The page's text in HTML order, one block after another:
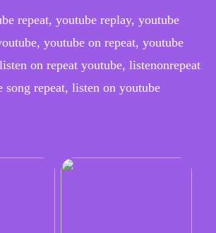
repeat, youtube replay, youtube
youtube on repeat, youtube
on repeat youtube, listenonrepeat
song repeat, listen on youtube